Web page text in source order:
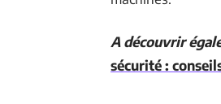
A découvrir
sécurité :